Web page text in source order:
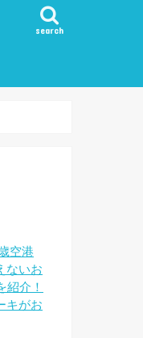
search
空港
ないお
紹介！
キがお